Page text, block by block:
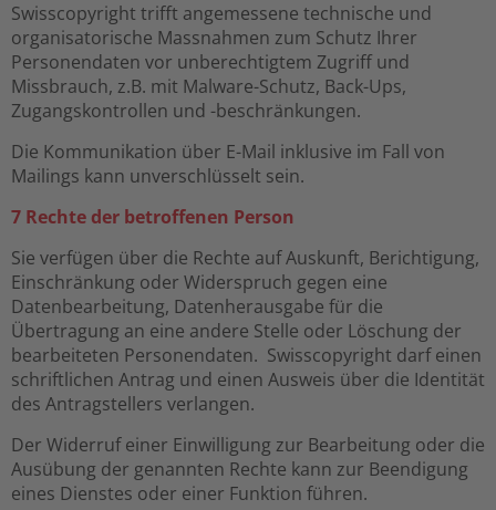
Swisscopyright trifft angemessene technische und
organisatorische Massnahmen zum Schutz Ihrer
Personendaten vor unberechtigtem Zugriff und
Missbrauch, z.B. mit Malware-Schutz, Back-Ups,
Zugangskontrollen und -beschränkungen.
Die Kommunikation über E-Mail inklusive im Fall von
Mailings kann unverschlüsselt sein.
7 Rechte der betroffenen Person
Sie verfügen über die Rechte auf Auskunft, Berichtigung,
Einschränkung oder Widerspruch gegen eine
Datenbearbeitung, Datenherausgabe für die
Übertragung an eine andere Stelle oder Löschung der
bearbeiteten Personendaten. Swisscopyright darf einen
schriftlichen Antrag und einen Ausweis über die Identität
des Antragstellers verlangen.
Der Widerruf einer Einwilligung zur Bearbeitung oder die
Ausübung der genannten Rechte kann zur Beendigung
eines Dienstes oder einer Funktion führen.